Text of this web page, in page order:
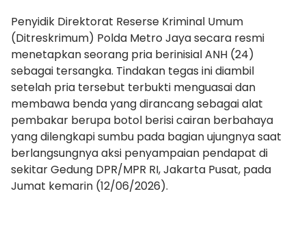
Penyidik Direktorat Reserse Kriminal Umum
(Ditreskrimum) Polda Metro Jaya secara resmi
menetapkan seorang pria berinisial ANH (24)
sebagai tersangka. Tindakan tegas ini diambil
setelah pria tersebut terbukti menguasai dan
membawa benda yang dirancang sebagai alat
pembakar berupa botol berisi cairan berbahaya
yang dilengkapi sumbu pada bagian ujungnya saat
berlangsungnya aksi penyampaian pendapat di
sekitar Gedung DPR/MPR RI, Jakarta Pusat, pada
Jumat kemarin (12/06/2026).